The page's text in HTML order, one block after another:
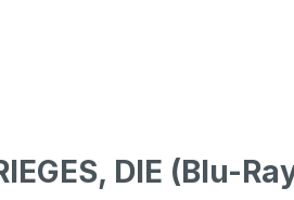
DIE (Blu-